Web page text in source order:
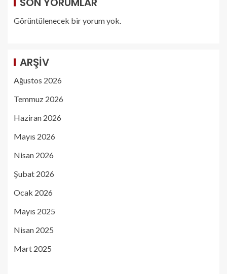
Görüntülenecek bir yorum yok.
ARŞIV
Ağustos 2026
Temmuz 2026
Haziran 2026
Mayıs 2026
Nisan 2026
Şubat 2026
Ocak 2026
Mayıs 2025
Nisan 2025
Mart 2025